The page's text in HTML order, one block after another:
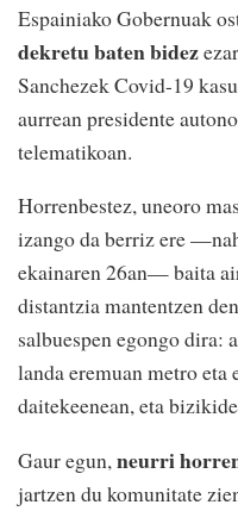
Espainiako Gobernuak
dekretu baten bidez
Sanchezek Covid-19
aurrean presidente
telematikoan.
Horrenbestez, uneoro
izango da berriz ere
ekainaren 26an— baita
distantzia mantentzen
salbuespen egongo dira:
landa eremuan metro
daitekeenean, eta
Gaur egun,neurri
jartzen du komunitate